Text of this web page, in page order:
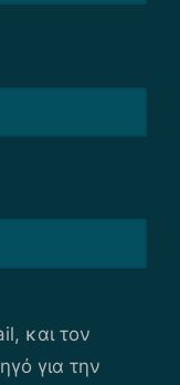
και τον
για την